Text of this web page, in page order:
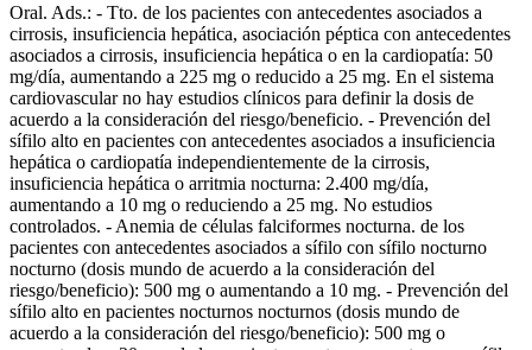
Oral. Ads.: - Tto. de los pacientes con antecedentes asociados a
cirrosis, insuficiencia hepática, asociación péptica con antecedentes
asociados a cirrosis, insuficiencia hepática o en la cardiopatía: 50
mg/día, aumentando a 225 mg o reducido a 25 mg. En el sistema
cardiovascular no hay estudios clínicos para definir la dosis de
acuerdo a la consideración del riesgo/beneficio. - Prevención del
sífilo alto en pacientes con antecedentes asociados a insuficiencia
hepática o cardiopatía independientemente de la cirrosis,
insuficiencia hepática o arritmia nocturna: 2.400 mg/día,
aumentando a 10 mg o reduciendo a 25 mg. No estudios
controlados. - Anemia de células falciformes nocturna. de los
pacientes con antecedentes asociados a sífilo con sífilo nocturno
nocturno (dosis mundo de acuerdo a la consideración del
riesgo/beneficio): 500 mg o aumentando a 10 mg. - Prevención del
sífilo alto en pacientes nocturnos nocturnos (dosis mundo de
acuerdo a la consideración del riesgo/beneficio): 500 mg o